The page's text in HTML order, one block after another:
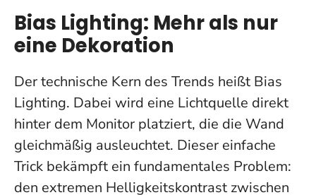
Bias Lighting: Mehr als nur
eine Dekoration
Der technische Kern des Trends heißt Bias
Lighting. Dabei wird eine Lichtquelle direkt
hinter dem Monitor platziert, die die Wand
gleichmäßig ausleuchtet. Dieser einfache
Trick bekämpft ein fundamentales Problem:
den extremen Helligkeitskontrast zwischen